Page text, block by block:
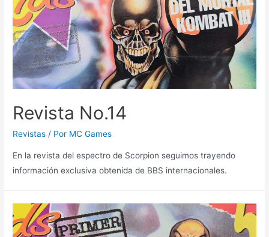
Revista No.14
Revistas / Por MC Games
En la revista del espectro de Scorpion seguimos trayendo
información exclusiva obtenida de BBS internacionales.